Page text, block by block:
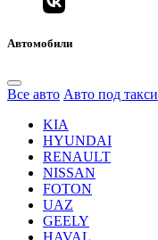
Автомобили
Все авто Авто под такси
KIA
HYUNDAI
RENAULT
NISSAN
FOTON
UAZ
GEELY